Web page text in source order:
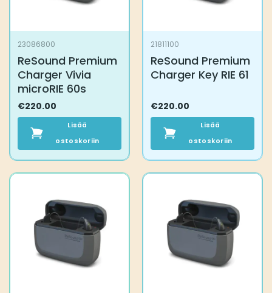
23086800
ReSound Premium
Charger Vivia
microRIE 60s
€220.00
Lisää
ostoskoriin
21811100
ReSound Premium
Charger Key RIE 61
€220.00
Lisää
ostoskoriin